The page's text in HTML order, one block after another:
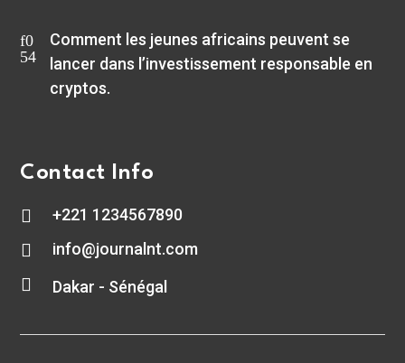
Comment les jeunes africains peuvent se
lancer dans l’investissement responsable en
cryptos.
Contact Info
 +221 1234567890
 info@journalnt.com
 Dakar - Sénégal